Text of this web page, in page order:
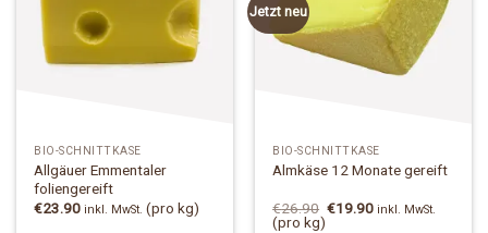
Add to
Wishlist
BIO-SCHNITTKÄSE
Allgäuer Emmentaler
foliengereift
€23.90 inkl. MwSt. (pro kg)
Jetzt neu
Add to
Wishlist
BIO-SCHNITTKÄSE
Almkäse 12 Monate gereift
€26.90 Ursprünglicher
€19.90Aktueller
inkl. MwSt.
(pro kg)